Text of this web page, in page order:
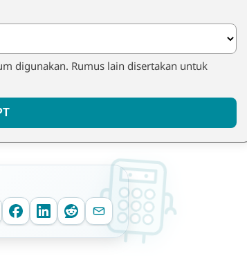
digunakan. Rumus lain disertakan untuk